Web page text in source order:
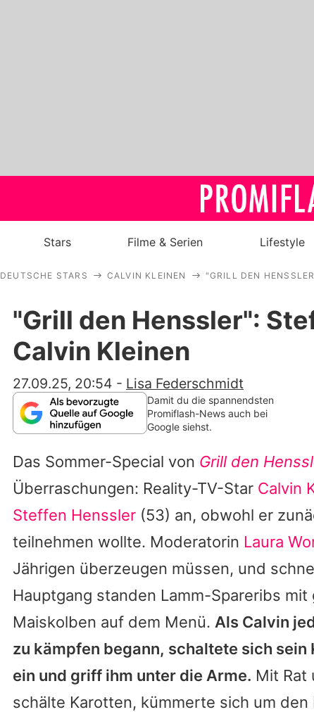
Royals
Stars
Familie & Liebe
Alle Themen auf
App
Team
Redaktionelle
Impressum
Stars Filme & Serien Lifestyle
DEUTSCHE STARS CALVIN KLEINEN "GRILL DEN
"Grill den Henssler":
Calvin Kleinen
27.09.25, 20:54 - Lisa Federschmidt
Damit du die spannendsten
Promiflash-News auch bei
Google siehst.
Das Sommer-Special von Grill den
Überraschungen: Reality-TV-Star Calvin
Steffen Henssler (53) an, obwohl er
teilnehmen wollte. Moderatorin Laura
Jährigen überzeugen müssen, und
Hauptgang standen Lamm-Spareribs
Maiskolben auf dem Menü. Als Calvin
zu kämpfen begann, schaltete sich
ein und griff ihm unter die Arme. Mit Rat
schälte Karotten, kümmerte sich um den